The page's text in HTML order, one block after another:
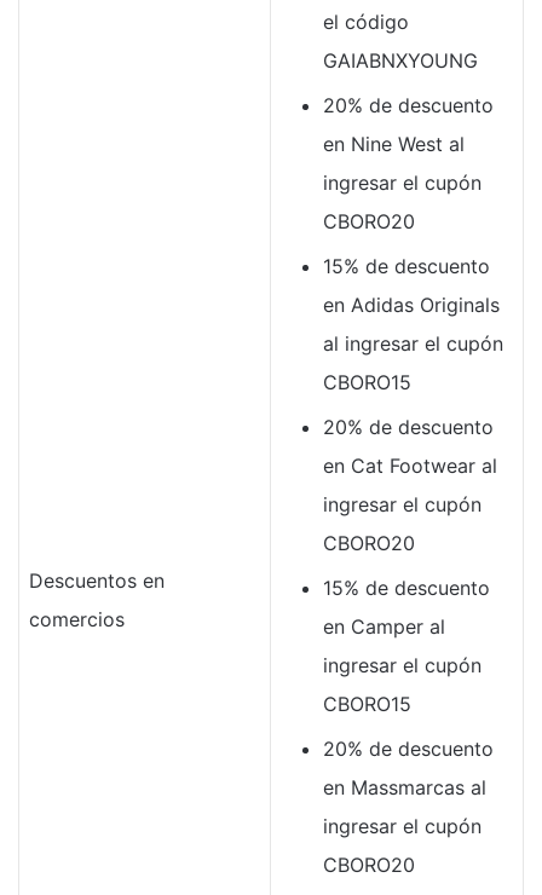
Descuentos en
comercios
el código
GAIABNXYOUNG
20% de descuento
en Nine West al
ingresar el cupón
CBORO20
15% de descuento
en Adidas Originals
al ingresar el cupón
CBORO15
20% de descuento
en Cat Footwear al
ingresar el cupón
CBORO20
15% de descuento
en Camper al
ingresar el cupón
CBORO15
20% de descuento
en Massmarcas al
ingresar el cupón
CBORO20